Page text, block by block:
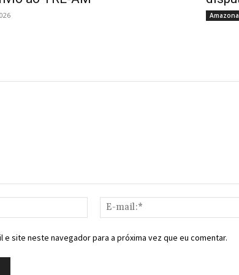
Nome:*
e site neste navegador para a próxima vez que eu comentar.